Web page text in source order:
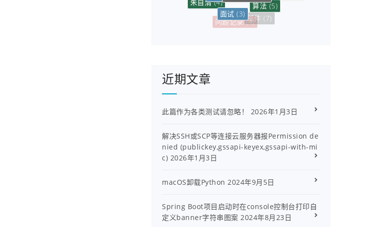
数据库(6)
邮件(7)
问题记录(4)
面试(3)
近期文章
此篇作为各类测试请忽略！ 2026年1月3日
解决SSH或SCP等连接云服务器报Permission de
nied (publickey,gssapi-keyex,gssapi-with-mi
c) 2026年1月3日
macOS卸载Python 2024年9月5日
Spring Boot项目启动时在console控制台打印自
定义banner字符串图案 2024年8月23日